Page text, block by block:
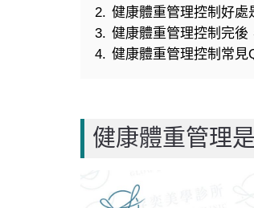
2. 健康體重管理控制好處
3. 健康體重管理控制完後
4. 健康體重管理控制常見
健康體重管理